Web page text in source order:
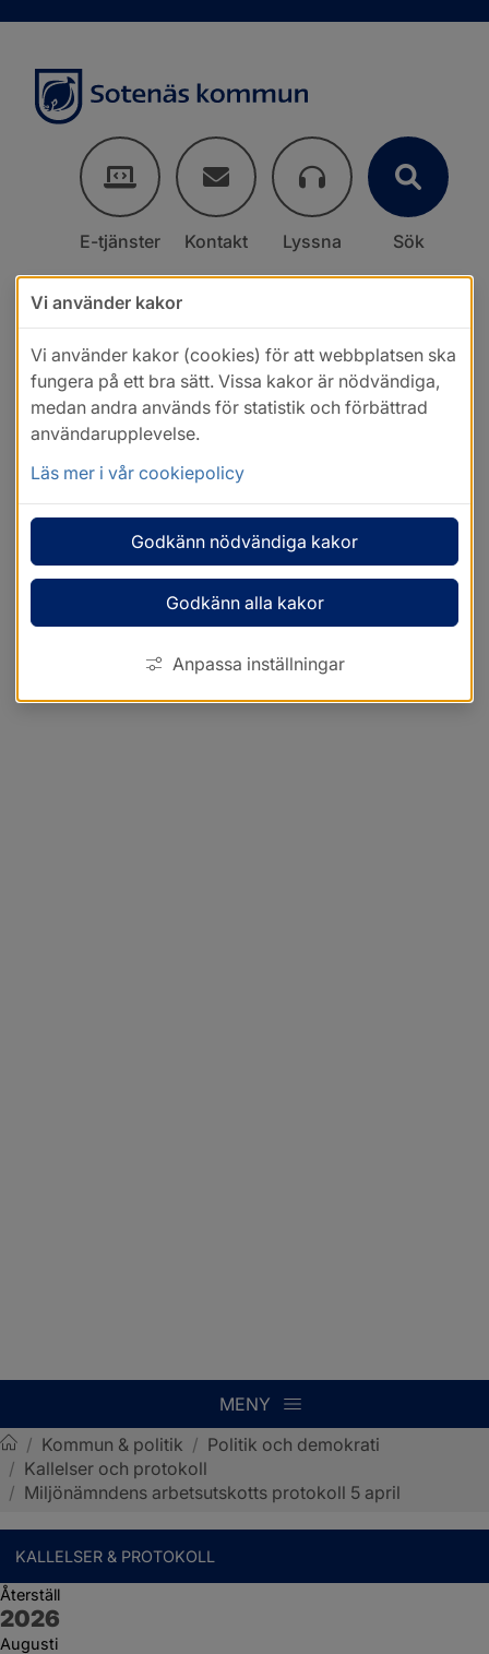
E-tjänster Kontakt Lyssna Sök
MENY
Sotenäs kommun
/ Kommun & politik / Politik och demokrati
/ Kallelser och protokoll
/ Miljönämndens arbetsutskotts protokoll 5 april
KALLELSER & PROTOKOLL
Återställ
År:
2026
Augusti
Vi använder kakor
Vi använder kakor (cookies) för att webbplatsen ska
fungera på ett bra sätt. Vissa kakor är nödvändiga,
medan andra används för statistik och förbättrad
användarupplevelse.
Läs mer i vår cookiepolicy
Godkänn nödvändiga kakor
Godkänn alla kakor
Anpassa inställningar